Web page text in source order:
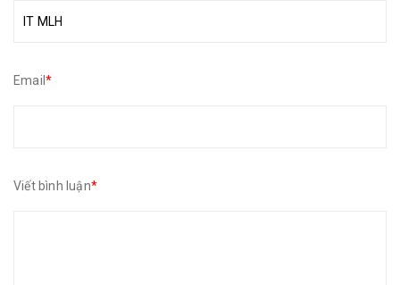
Email *
Viết bình luận*